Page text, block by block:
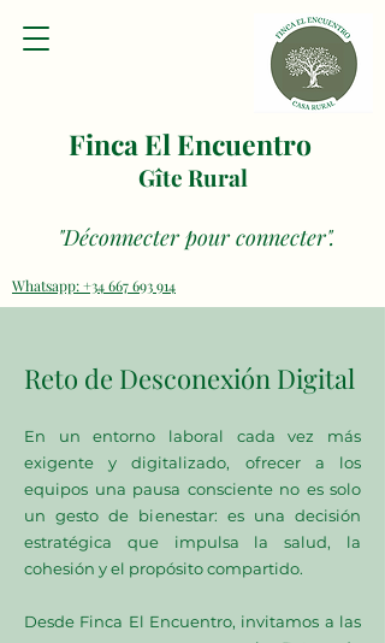
Whatsapp: +34 667 693 914
Finca El Encuentro
Gîte Rural
"Déconnecter pour connecter".
Reto de Desconexión Digital
En un entorno laboral cada vez más
exigente y digitalizado, ofrecer a los
equipos una pausa consciente no es solo
un gesto de bienestar: es una decisión
estratégica que impulsa la salud, la
cohesión y el propósito compartido.
Desde Finca El Encuentro, invitamos a las